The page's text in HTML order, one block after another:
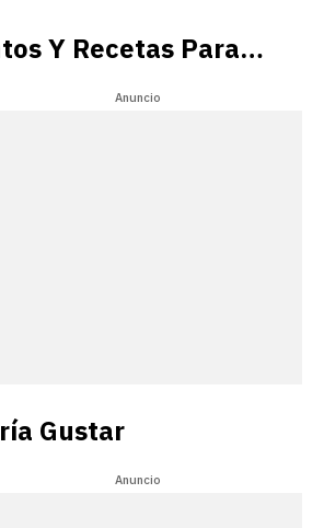
Y Recetas Para
Anuncio
Gustar
Anuncio